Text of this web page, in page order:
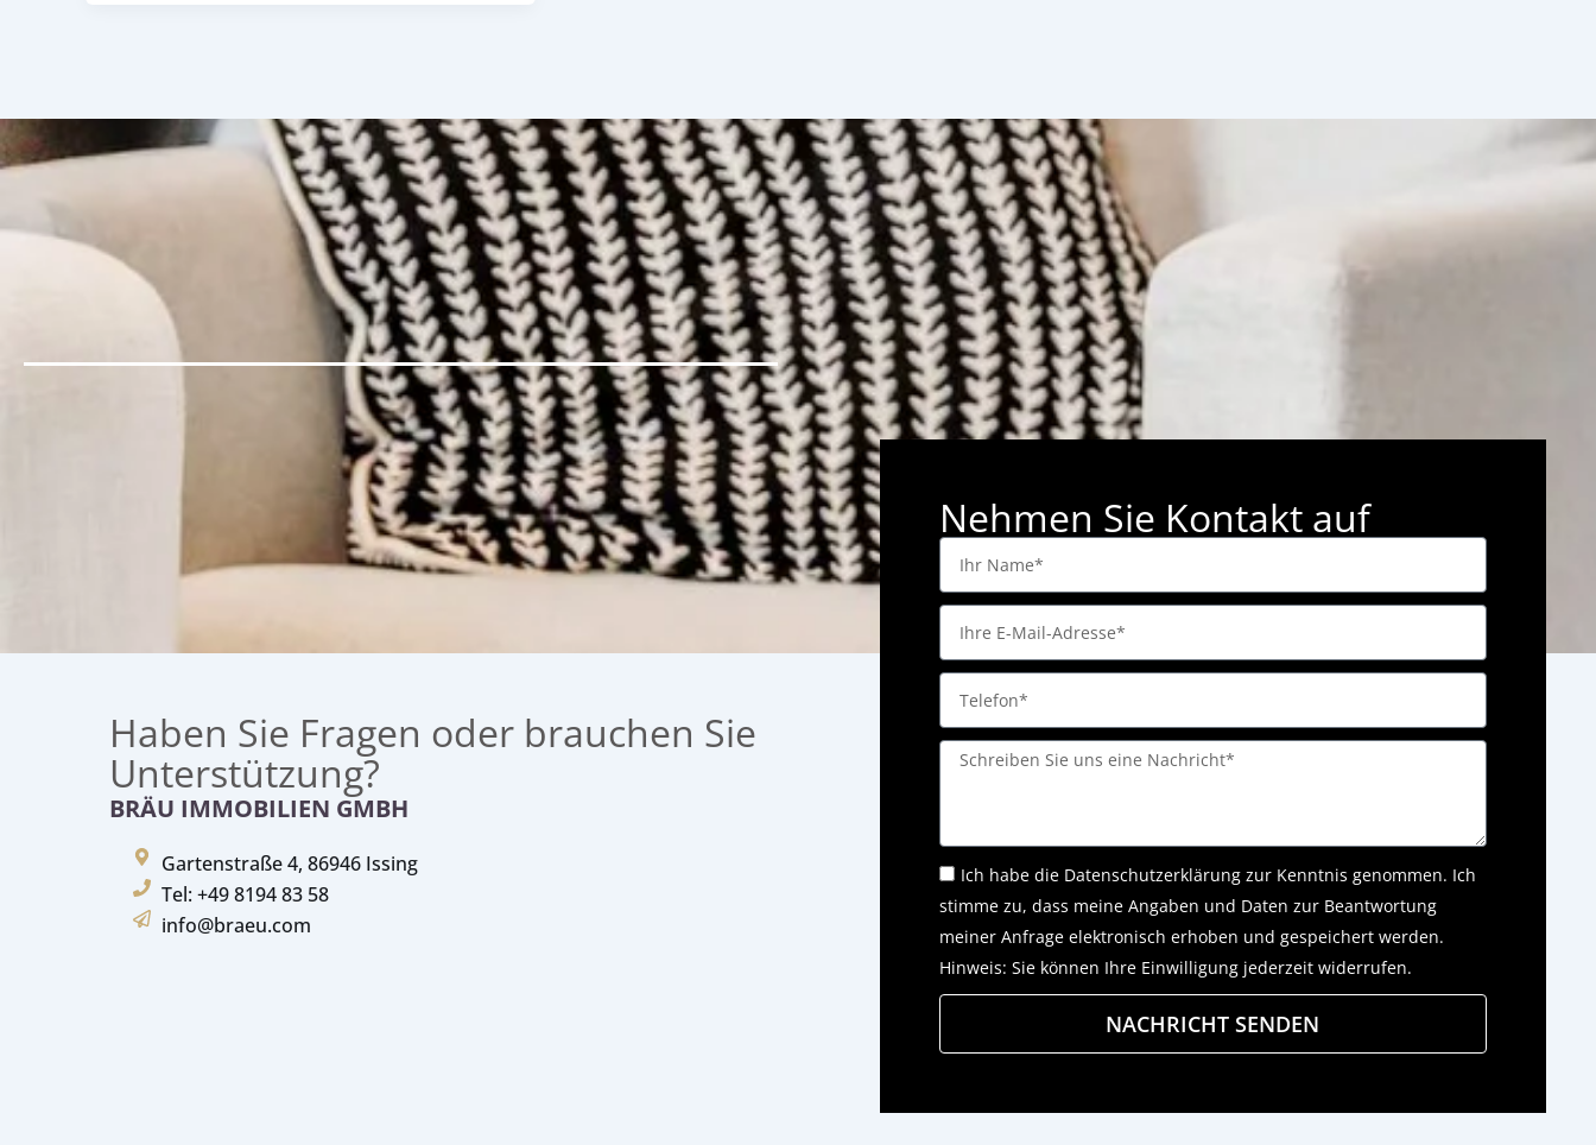
Haben Sie Fragen oder brauchen Sie
Unterstützung?
BRÄU IMMOBILIEN GMBH
Gartenstraße 4, 86946 Issing
Tel: +49 8194 83 58
info@braeu.com
Nehmen Sie Kontakt auf
Ihr
Name*
Email
Telefon
Message
Ich habe die Datenschutzerklärungzur Kenntnis genommen. Ich
stimme zu, dass meine Angaben und Daten zur Beantwortung
meiner Anfrage elektronisch erhoben und gespeichert werden.
Hinweis: Sie können Ihre Einwilligung jederzeit widerrufen.
NACHRICHT SENDEN